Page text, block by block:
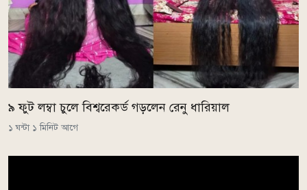
৯ ফুট লম্বা চুলে বিশ্বরেকর্ড গড়লেন রেনু ধারিয়াল
১ ঘন্টা ১ মিনিট আগে